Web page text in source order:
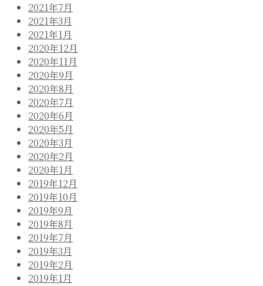
ビ
ゲ
ー
シ
ョ
ン
2021年7月
2021年3月
2021年1月
2020年12月
2020年11月
2020年9月
2020年8月
2020年7月
2020年6月
2020年5月
2020年3月
2020年2月
2020年1月
2019年12月
2019年10月
2019年9月
2019年8月
2019年7月
2019年3月
2019年2月
2019年1月